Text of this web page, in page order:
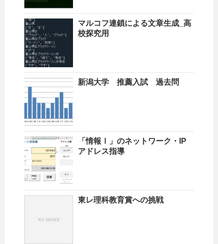
マルコフ連鎖による文章生成_高
校探究用
新潟大学 推薦入試 過去問
「情報Ⅰ」のネットワーク・IP
アドレス指導
東レ理科教育賞への挑戦